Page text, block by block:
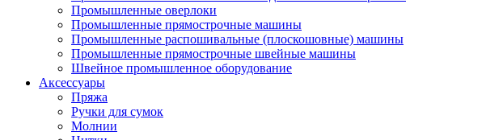
Промышленные оверлоки
Промышленные прямострочные машины
Промышленные распошивальные (плоскошовные) машины
Промышленные прямострочные швейные машины
Швейное промышленное оборудование
Аксессуары
Пряжа
Ручки для сумок
Молнии